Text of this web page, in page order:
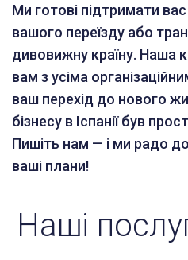
Ми готові підтримати
вашого переїзду або
дивовижну країну.
вам з усіма
ваш перехід до нового
бізнесу в Іспанії був
Пишіть нам — і ми радо
ваші плани!
Наші